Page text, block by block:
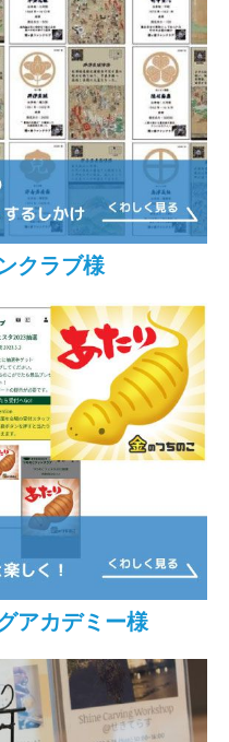
クラブ様
アカデミー様